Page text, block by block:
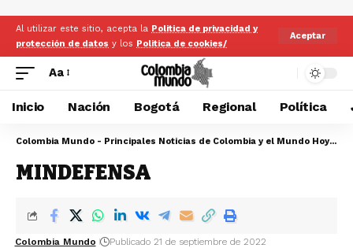
Al utilizar este sitio, acepta la Politica de privacidad y
protección de datos y los Politica de cookies/
Aceptar
Aa
Inicio Nación Bogotá Regional Política
Colombia Mundo - Principales Noticias de Colombia y el Mundo Hoy
>
MINDEFENSA
Colombia Mundo Publicado 21 de septiembre de 2022